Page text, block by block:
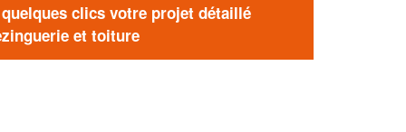
clics votre projet détaillé
et toiture